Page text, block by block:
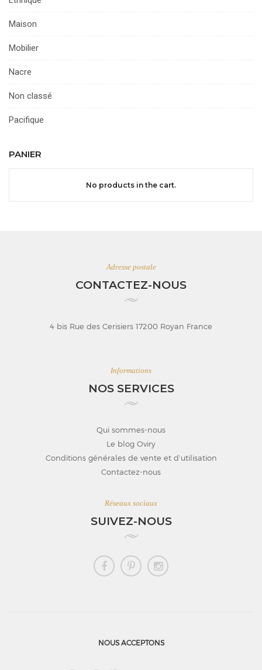
Maison
Mobilier
Nacre
Non classé
Pacifique
PANIER
No products in the cart.
Adresse postale
CONTACTEZ-NOUS
4 bis Rue des Cerisiers 17200 Royan France
Informations
NOS SERVICES
Qui sommes-nous
Le blog Oviry
Conditions générales de vente et d’utilisation
Contactez-nous
Réseaux sociaux
SUIVEZ-NOUS
NOUS ACCEPTONS